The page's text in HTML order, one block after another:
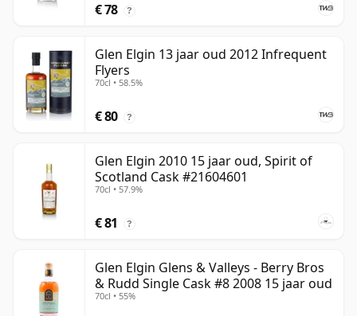
€ 78 ?
Glen Elgin 13 jaar oud 2012 Infrequent
Flyers
70cl • 58.5%
€ 80 ?
Glen Elgin 2010 15 jaar oud, Spirit of
Scotland Cask #21604601
70cl • 57.9%
€ 81 ?
Glen Elgin Glens & Valleys - Berry Bros
& Rudd Single Cask #8 2008 15 jaar oud
70cl • 55%